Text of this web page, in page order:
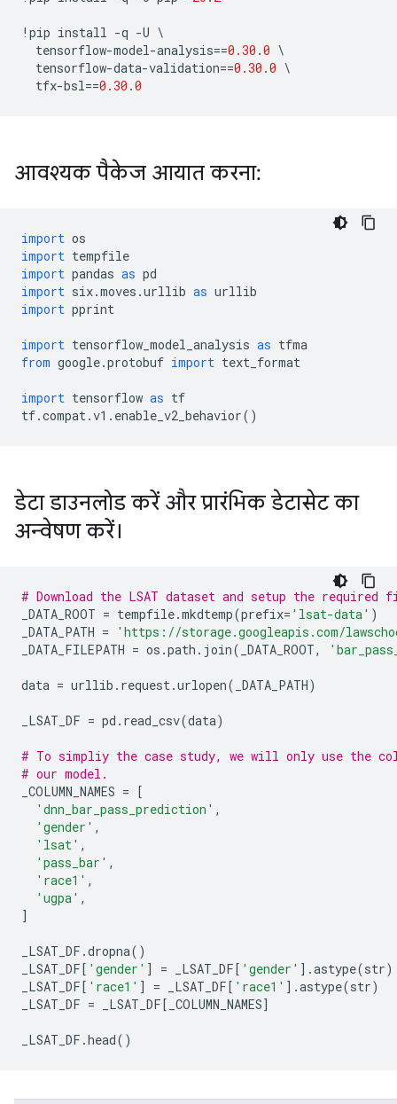
! pip install -q -U \
tensorflow-model-analysis==0.30 .0 \
tensorflow-data-validation==0.30 .0 \
tfx-bsl==0.30 .0
आवश्यक पैकेज आयात करना:
import os
import tempfile
import pandas as pd
import six.moves .urllib as urllib
import pprint
import tensorflow_model_analysis as tfma
from google.protobuf import text_format
import tensorflow as tf
tf.compat.v1 . enable_v2_behavior()
डेटा डाउनलोड करें और प्रारंभिक डेटासेट का
अन्वेषण करें।
# Download the LSAT dataset and setup the required
_DATA_ROOT = tempfile.mkdtemp(prefix= 'lsat-data' )
_DATA_PATH =
'https://storage.googleapis.com/
_DATA_FILEPATH = os .path . join( _DATA_ROOT,
data = urllib . request.urlopen( _DATA_PATH)
_LSAT_DF = pd . read_csv(data)
# To simpliy the case study, we will only use the
# our model.
_COLUMN_NAMES = [
'dnn_bar_pass_prediction' ,
'gender' ,
'lsat' ,
'pass_bar' ,
'race1' ,
'ugpa' ,
]
_LSAT_DF .dropna()
_LSAT_DF[ 'gender' ] = _LSAT_DF[ 'gender' ].astype(str)
_LSAT_DF[ 'race1' ] = _LSAT_DF[ 'race1' ].astype(str)
_LSAT_DF = _LSAT_DF[ _COLUMN_NAMES]
_LSAT_DF .head()